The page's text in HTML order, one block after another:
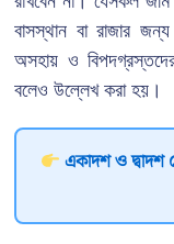
বাসস্থান বা রাজার
অসহায় ও
বলেও উল্লেখ করা হয়।
একাদশ ও দ্বাদশ